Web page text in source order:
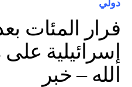
دولي
فرار المئات
إسرائيلية
الله – خبر